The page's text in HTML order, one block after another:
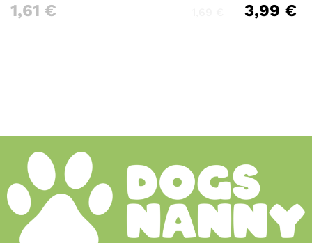
1,61 € 3,99 €